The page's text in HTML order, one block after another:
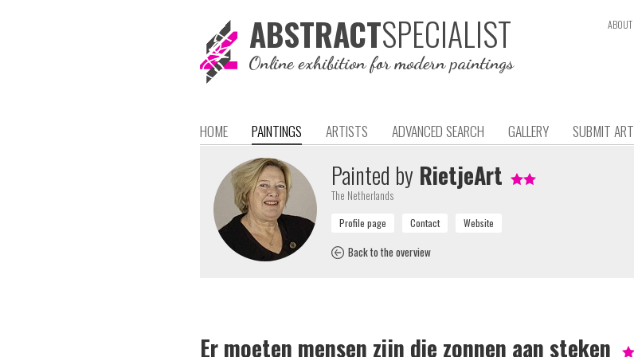
ABSTRACTSPECIALIST
Online exhibition for modern paintings
ABOUT
HOME PAINTINGS ARTISTS ADVANCED SEARCH GALLERY SUBMIT ART
Painted by RietjeArt
The Netherlands
Back to the overview
Er moeten mensen zijn die zonnen aan steken